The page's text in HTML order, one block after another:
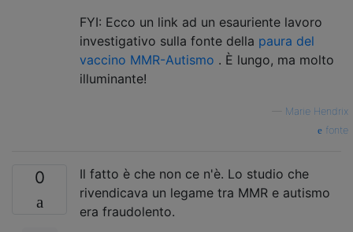
FYI: Ecco un link ad un esauriente lavoro
investigativo sulla fonte della paura del
vaccino MMR-Autismo . È lungo, ma molto
illuminante!
Marie Hendrix
fonte
0
Il fatto è che non ce n'è. Lo studio che
rivendicava un legame tra MMR e autismo
era fraudolento.